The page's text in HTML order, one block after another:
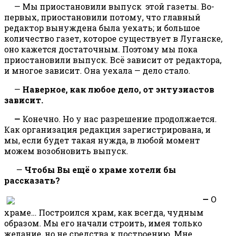
— Мы приостановили выпуск этой газеты. Во-
первых, приостановили потому, что главный
редактор вынуждена была уехать; и большое
количество газет, которое существует в Луганске,
оно кажется достаточным. Поэтому мы пока
приостановили выпуск. Всё зависит от редактора,
и многое зависит. Она уехала — дело стало.
— Наверное, как любое дело, от энтузиастов
зависит.
— Конечно. Но у нас разрешение продолжается.
Как организация редакция зарегистрирована, и
мы, если будет такая нужда, в любой момент
можем возобновить выпуск.
— Чтобы Вы ещё о храме хотели бы
рассказать?
— О
храме… Построился храм, как всегда, чудным
образом. Мы его начали строить, имея только
желание, но не средства к построению. Мне